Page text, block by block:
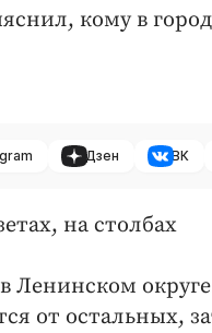
кому в
Дзен ВК
на столбах
Ленинском
от остальных,